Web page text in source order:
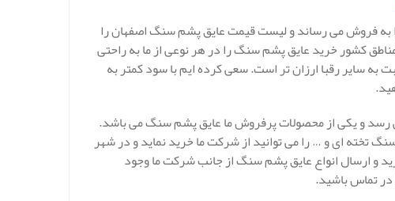
به فروش می رساند و لیست قیمت عایق پشم سنگ اصفهان را
کشور خرید عایق پشم سنگ را در هر نوعی از ما به راحتی
سایر رقبا ارزان تر است. سعی کرده ایم با سود کمتر به
مهار انرژی پایدار ساز به بیش از 10 سال می رسد و یکی از محصولات پرفروش ما عایق پشم سنگ می باشد.
تخته ای و … را می توانید از شرکت ما خرید نماید و در شهر
و ارسال انواع عایق پشم سنگ از جانب شرکت ما وجود
در تماس باشید.